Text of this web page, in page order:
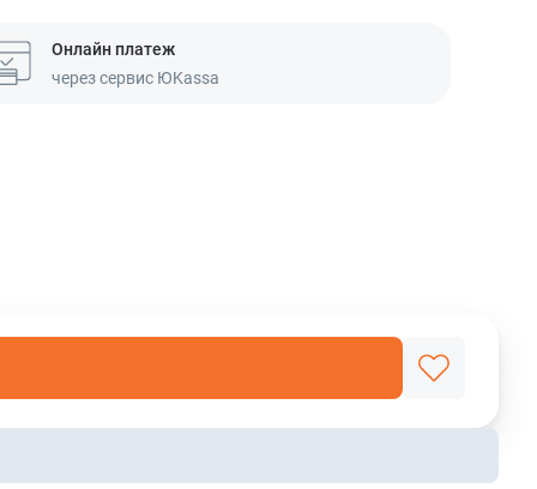
Онлайн платеж
через сервис ЮKassa